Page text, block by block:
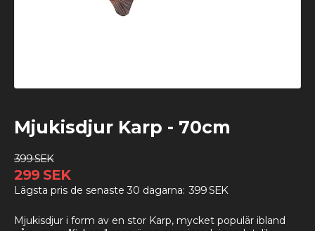
Mjukisdjur Karp - 70cm
399 SEK
299 SEK
Lägsta pris de senaste 30 dagarna 399 SEK
Mjukisdjur i form av en stor Karp, mycket populär ibland